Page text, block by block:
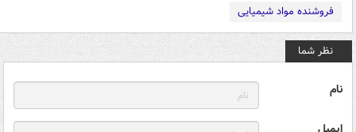
فروشنده مواد شیمیایی
نظر شما
نام